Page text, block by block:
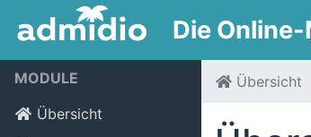
Die
MODULE
Übersicht
Übersicht